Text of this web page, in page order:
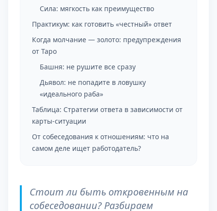
Сила: мягкость как преимущество
Практикум: как готовить «честный» ответ
Когда молчание — золото: предупреждения
от Таро
Башня: не рушите все сразу
Дьявол: не попадите в ловушку
«идеального раба»
Таблица: Стратегии ответа в зависимости от
карты-ситуации
От собеседования к отношениям: что на
самом деле ищет работодатель?
Стоит ли быть откровенным на
собеседовании? Разбираем